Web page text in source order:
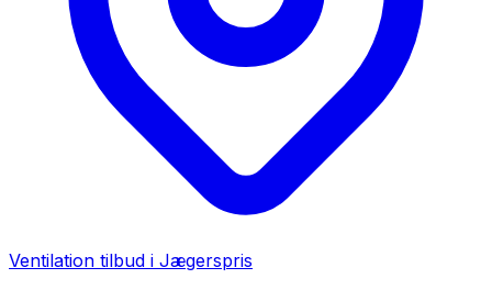
Ventilation tilbud i Jægerspris